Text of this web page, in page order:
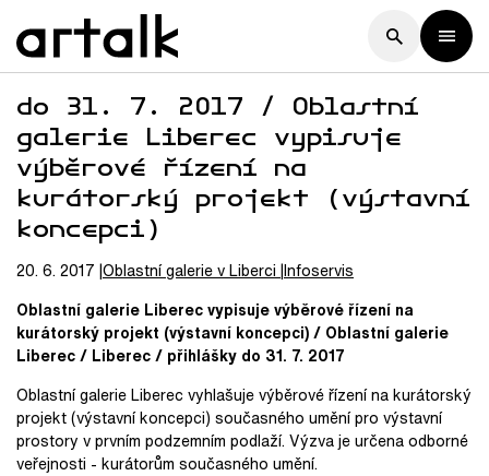
do 31. 7. 2017 / Oblastní
galerie Liberec vypisuje
výběrové řízení na
kurátorský projekt (výstavní
koncepci)
20. 6. 2017 Oblastní galerie v Liberci Infoservis
Oblastní galerie Liberec vypisuje výběrové řízení na
kurátorský projekt (výstavní koncepci) / Oblastní galerie
Liberec / Liberec / přihlášky do 31. 7. 2017
Oblastní galerie Liberec vyhlašuje výběrové řízení na kurátorský
projekt (výstavní koncepci) současného umění pro výstavní
prostory v prvním podzemním podlaží. Výzva je určena odborné
veřejnosti - kurátorům současného umění.